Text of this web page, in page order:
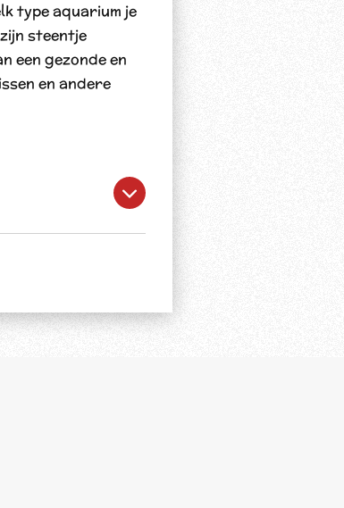
type aquarium je
steentje
een gezonde en
en andere